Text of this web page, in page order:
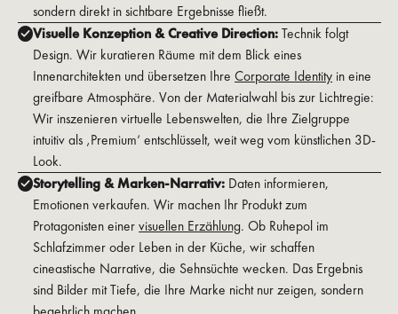
sondern direkt in sichtbare Ergebnisse fließt.
Visuelle Konzeption & Creative Direction:Technik folgt
Design. Wir kuratieren Räume mit dem Blick eines
Innenarchitekten und übersetzen IhreCorporate Identity in eine
greifbare Atmosphäre. Von der Materialwahl bis zur Lichtregie:
Wir inszenieren virtuelle Lebenswelten, die Ihre Zielgruppe
intuitiv als ‚Premium‘ entschlüsselt, weit weg vom künstlichen 3D-
Look.
Storytelling & Marken-Narrativ: Daten informieren,
Emotionen verkaufen. Wir machen Ihr Produkt zum
Protagonisten einervisuellen Erzählung. Ob Ruhepol im
Schlafzimmer oder Leben in der Küche, wir schaffen
cineastische Narrative, die Sehnsüchte wecken. Das Ergebnis
sind Bilder mit Tiefe, die Ihre Marke nicht nur zeigen, sondern